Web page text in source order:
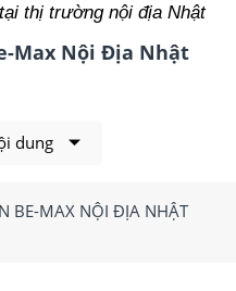
thị trường nội địa Nhật
Max Nội Địa Nhật
Uống Collagen
nên vững chắc và khoẻ
dung
BE-MAX NỘI ĐỊA NHẬT